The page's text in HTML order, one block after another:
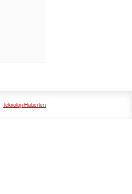
Teknoloji Haberleri